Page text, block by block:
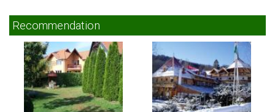
Recommendation